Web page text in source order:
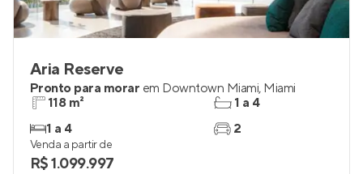
Aria Reserve
Pronto para morar em Downtown Miami, Miami
118 m²
1 a 4
1 a 4
2
Venda a partir de
R$ 1.099.997